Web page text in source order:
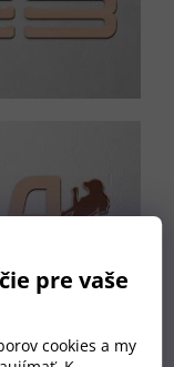
pre vaše
cookies a my